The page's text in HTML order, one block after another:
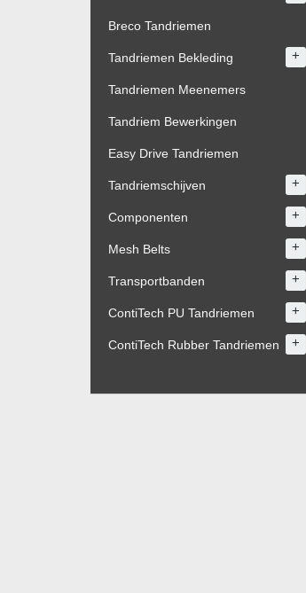
Breco Tandriemen
Tandriemen Bekleding +
Tandriemen Meenemers
Tandriem Bewerkingen
Easy Drive Tandriemen
Tandriemschijven +
Componenten +
Mesh Belts +
Transportbanden +
ContiTech PU Tandriemen +
ContiTech Rubber Tandriemen +